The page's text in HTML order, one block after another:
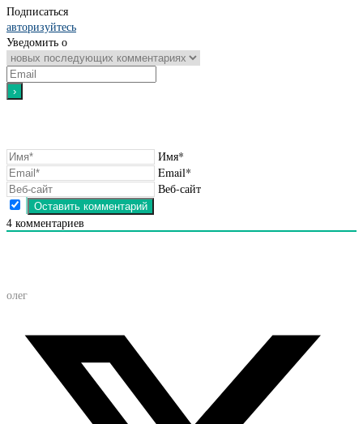
Подписаться
авторизуйтесь
Уведомить о
Имя*
Email*
Веб-сайт
4 комментариев
олег